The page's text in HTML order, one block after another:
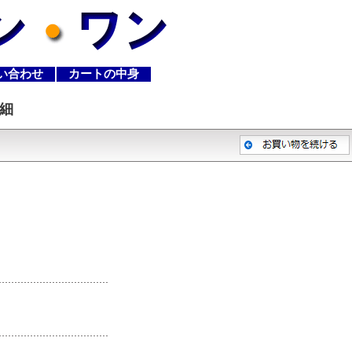
合わせ カートの中身